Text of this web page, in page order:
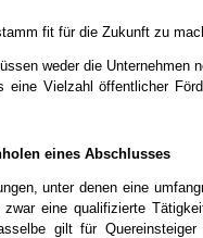
fit für die Zukunft zu
weder die
Vielzahl öffentlicher
eines Abschlusses
unter denen eine
eine qualifizierte
gilt für